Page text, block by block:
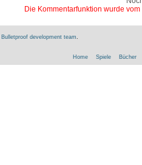
Die Kommentarfunktion wurde
Bulletproof development team
Home Spiele Bücher